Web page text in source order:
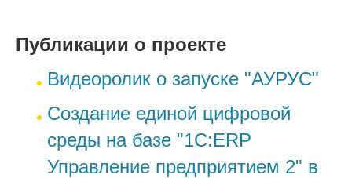
Публикации о проекте
Видеоролик о запуске "АУРУС"
Создание единой цифровой
среды на базе "1С:ERP
Управление предприятием 2" в